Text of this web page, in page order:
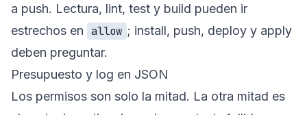
a push. Lectura, lint, test y build pueden ir
estrechos en allow ; install, push, deploy y apply
deben preguntar.
Presupuesto y log en JSON
Los permisos son solo la mitad. La otra mitad es